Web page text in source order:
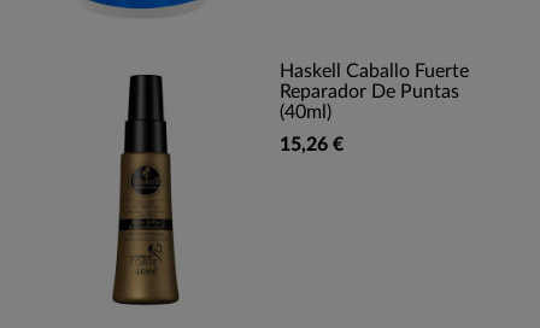
Haskell Caballo Fuerte
Reparador De Puntas
(40ml)
15,26 €